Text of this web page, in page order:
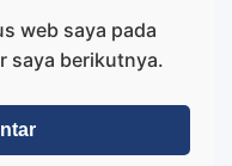
web saya pada
saya berikutnya.